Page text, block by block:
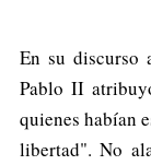
En su discurso
Pablo II
quienes habían
libertad". No